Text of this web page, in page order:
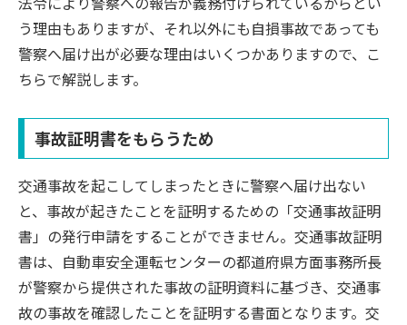
う理由もありますが、それ以外にも自損事故であっても
警察へ届け出が必要な理由はいくつかありますので、こ
ちらで解説します。
事故証明書をもらうため
交通事故を起こしてしまったときに警察へ届け出ない
と、事故が起きたことを証明するための「交通事故証明
書」の発行申請をすることができません。交通事故証明
書は、自動車安全運転センターの都道府県方面事務所長
が警察から提供された事故の証明資料に基づき、交通事
故の事故を確認したことを証明する書面となります。交